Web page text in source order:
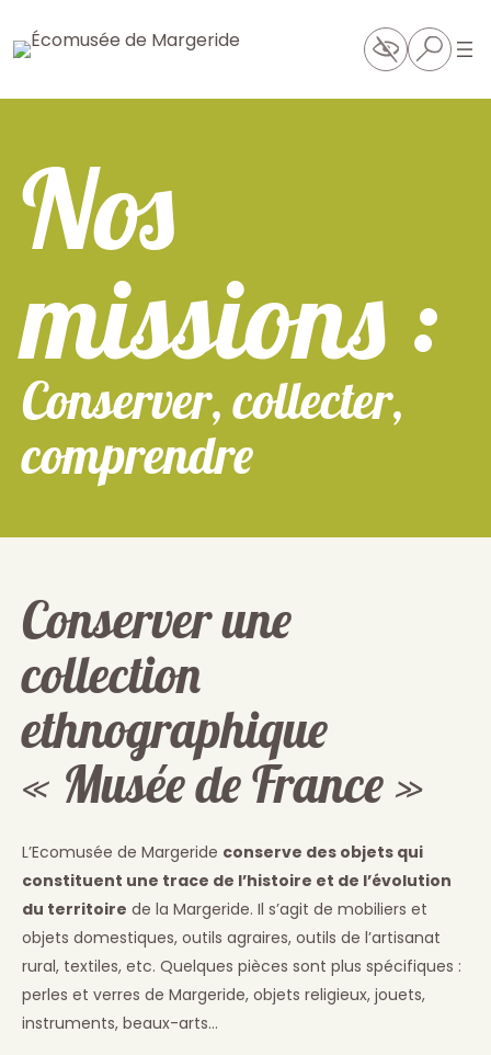
Nos
missions :
Conserver, collecter,
comprendre
Conserver une
collection
ethnographique
« Musée de France »
L’Ecomusée de Margeride conserve des objets qui
constituent une trace de l’histoire et de l’évolution
du territoire de la Margeride. Il s’agit de mobiliers et
objets domestiques, outils agraires, outils de l’artisanat
rural, textiles, etc. Quelques pièces sont plus spécifiques :
perles et verres de Margeride, objets religieux, jouets,
instruments, beaux-arts…